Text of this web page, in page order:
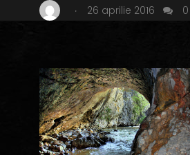
. 26 aprilie 2016 0